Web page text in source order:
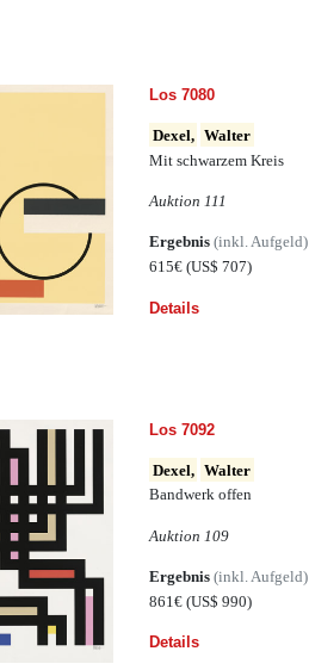
Los 7080
Dexel, Walter
Mit schwarzem Kreis
Auktion 111
Ergebnis (inkl. Aufgeld)
615€ (US$ 707)
Details
Los 7092
Dexel, Walter
Bandwerk offen
Auktion 109
Ergebnis (inkl. Aufgeld)
861€ (US$ 990)
Details